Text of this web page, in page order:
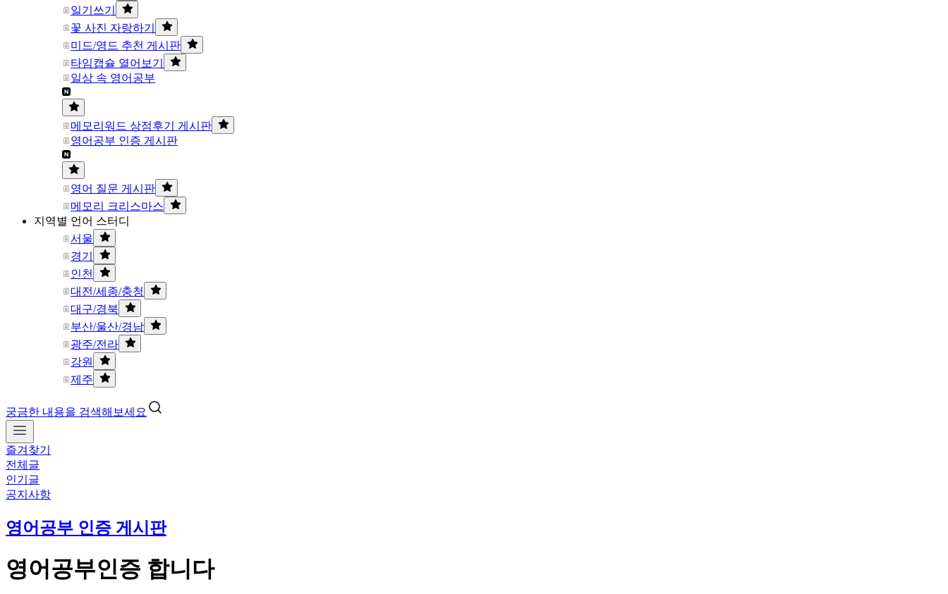
일기쓰기
꽃 사진 자랑하기
미드/영드 추천 게시판
타임캡슐 열어보기
일상 속 영어공부
메모리워드 상점후기 게시판
영어공부 인증 게시판
영어 질문 게시판
메모리 크리스마스
지역별 언어 스터디
서울
경기
인천
대전/세종/충청
대구/경북
부산/울산/경남
광주/전라
강원
제주
궁금한 내용을 검색해보세요
즐겨찾기
전체글
인기글
공지사항
영어공부 인증 게시판
영어공부인증 합니다